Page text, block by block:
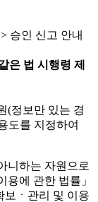
승인 신고 안내
은 법 시행령 제
(정보만 있는 경
도를 지정하여
니하는 자원으로
에 관한 법률」
보ㆍ관리 및 이용